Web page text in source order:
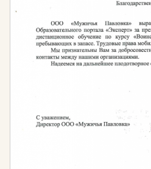
Ландшафтный дизайнер
растений и
ассортимент
особенности,
произрастания,
гармоничную
требуют сложного ухода.
выбирает материалы для
малых архитектурных